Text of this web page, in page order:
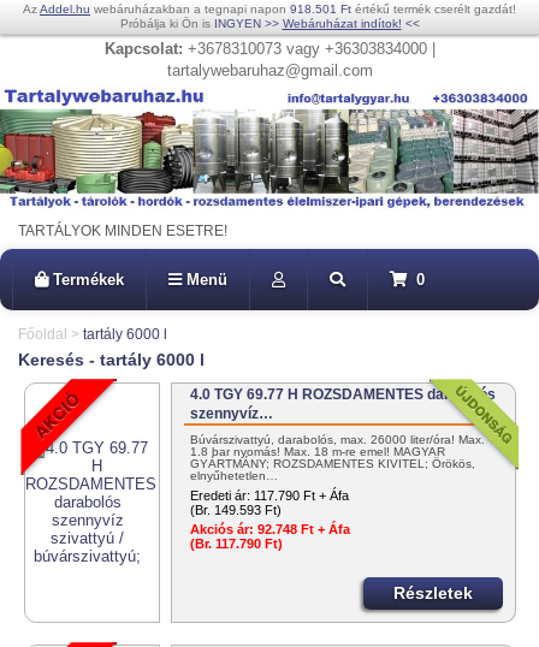
AzAddel.hu webáruházakban a tegnapi napon 918.501 Ft értékű termék cserélt gazdát!
Próbálja ki Ön is INGYEN >> Webáruházat indítok! <<
Kapcsolat: +3678310073 vagy +36303834000 |
tartalywebaruhaz@gmail.com
TARTÁLYOK MINDEN ESETRE!
Termékek Menü 0
Főoldal > tartály 6000 l
Keresés - tartály 6000 l
4.0 TGY 69.77 H ROZSDAMENTES darabolós
szennyvíz…
Búvárszivattyú, darabolós, max. 26000 liter/óra! Max.
1.8 bar nyomás! Max. 18 m-re emel! MAGYAR
GYÁRTMÁNY; ROZSDAMENTES KIVITEL; Örökös,
elnyűhetetlen…
Eredeti ár: 117.790 Ft + Áfa
(Br. 149.593 Ft)
Akciós ár: 92.748 Ft + Áfa
(Br. 117.790 Ft)
Részletek